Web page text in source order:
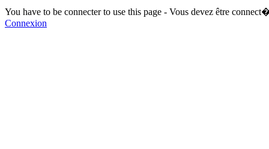
You have to be connecter to use this page - Vous devez être
Connexion